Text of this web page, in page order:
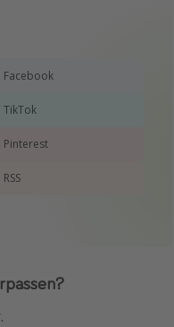
Facebook
TikTok
Pinterest
RSS